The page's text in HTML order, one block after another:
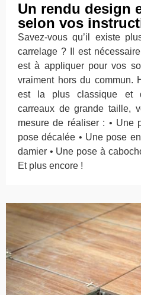
Un rendu design
selon vos
Savez-vous qu’il existe
carrelage ? Il est
est à appliquer pour vos
vraiment hors du commun.
est la plus classique et
carreaux de grande taille,
mesure de réaliser : • Une
pose décalée • Une pose
damier • Une pose à
Et plus encore !